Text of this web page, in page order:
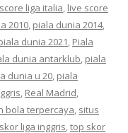
liga italia, live score
2010, piala dunia 2014,
dunia 2021, Piala
dunia antarklub, piala
dunia u 20, piala
, Real Madrid,
bola terpercaya, situs
liga inggris,top skor